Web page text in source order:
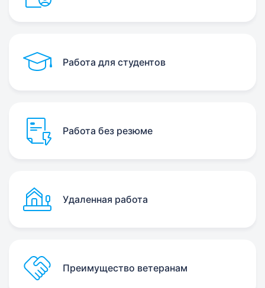
Работа для студентов
Работа без резюме
Удаленная работа
Преимущество ветеранам